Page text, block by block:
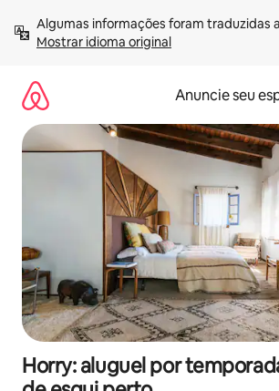
para
Mostrar idioma original
Anuncie seu
Horry: aluguel por